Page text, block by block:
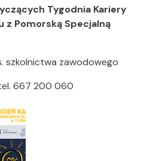
Tygodnia Kariery
Pomorską Specjalną
szkolnictwa zawodowego
667 200 060